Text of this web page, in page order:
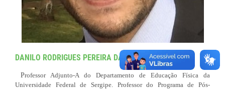
DANILO RODRIGUES PEREIRA DA SILVA
Professor Adjunto-A do Departamento de Educação Física da
Universidade Federal de Sergipe. Professor do Programa de Pós-